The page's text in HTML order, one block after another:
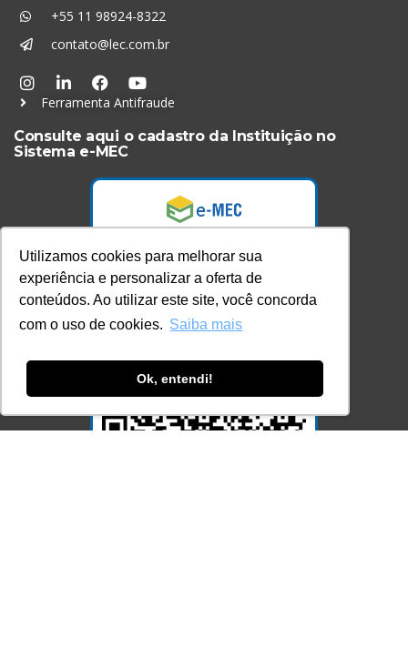
Utilizamos cookies para melhorar sua
experiência e personalizar a oferta de
conteúdos. Ao utilizar este site, você concorda
com o uso de cookies. Saiba mais
Ok, entendi!
+55 11 98924-8322
contato@lec.com.br
Ferramenta Antifraude
Consulte aqui o cadastro da Instituição no
Sistema e-MEC